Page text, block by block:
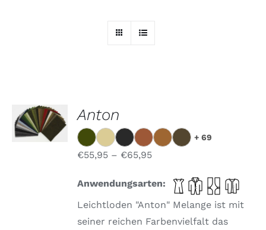
AUSFÜHRUNG
WÄHLEN
DIESES
PRODUKT
OPTIONEN
/
DETAILS
Anton
+ 69
€55,95 – €65,95
Anwendungsarten:
Leichtloden "Anton" Melange ist mit
seiner reichen Farbenvielfalt das